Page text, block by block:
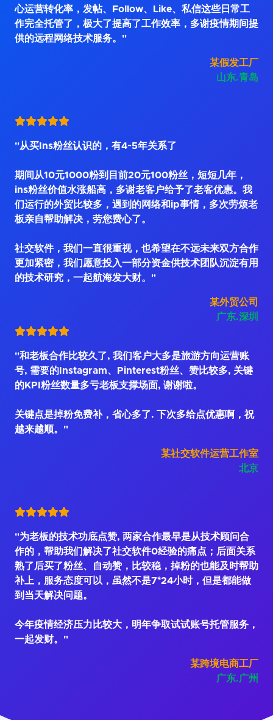
心运营转化率，发帖、Follow、Like、私信这些日常工
作完全托管了，极大了提高了工作效率，多谢疫情期间提
供的远程网络技术服务。"
某假发工厂
山东.青岛
"从买Ins粉丝认识的，有4~5年关系了
期间从10元1000粉到目前20元100粉丝，短短几年，
ins粉丝价值水涨船高，多谢老客户给予了老客优惠。我
们运行的外贸比较多，遇到的网络和ip事情，多次劳烦老
板亲自帮助解决，劳您费心了。
社交软件，我们一直很重视，也希望在不远未来双方合作
更加紧密，我们愿意投入一部分资金供技术团队沉淀有用
的技术研究，一起航海发大财。"
某外贸公司
广东.深圳
"和老板合作比较久了, 我们客户大多是旅游方向运营账
号, 需要的Instagram、Pinterest粉丝、赞比较多, 关键
的KPI粉丝数量多亏老板支撑场面, 谢谢啦。
关键点是掉粉免费补，省心多了. 下次多给点优惠啊，祝
越来越顺。"
某社交软件运营工作室
北京
"为老板的技术功底点赞, 两家合作最早是从技术顾问合
作的，帮助我们解决了社交软件0经验的痛点；后面关系
熟了后买了粉丝、自动赞，比较稳，掉粉的也能及时帮助
补上，服务态度可以，虽然不是7*24小时，但是都能做
到当天解决问题。
今年疫情经济压力比较大，明年争取试试账号托管服务，
一起发财。"
某跨境电商工厂
广东.广州